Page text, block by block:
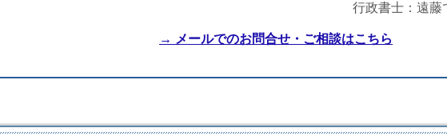
行政書士：遠藤
→ メールでのお問合せ・ご相談はこちら